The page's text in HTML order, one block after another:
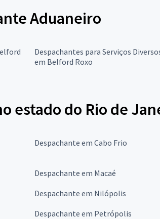
Aduaneiro
Despachantes para Serviços
em Belford Roxo
estado do Rio de
Despachante em Cabo Frio
Despachante em Macaé
Despachante em Nilópolis
Despachante em Petrópolis